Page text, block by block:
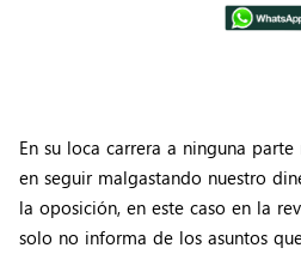
En su loca carrera a ninguna
en seguir malgastando nuestro
la oposición, en este caso en la
solo no informa de los asuntos